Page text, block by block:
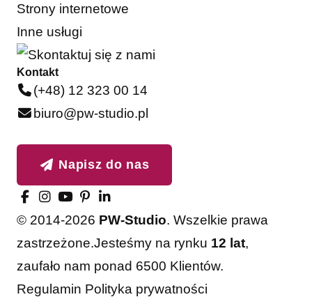
Strony internetowe
Inne usługi
Kontakt
(+48) 12 323 00 14
biuro@pw-studio.pl
Napisz do nas
© 2014-2026 PW-Studio. Wszelkie prawa
zastrzeżone.Jesteśmy na rynku 12 lat,
zaufało nam ponad 6500 Klientów.
Regulamin Polityka prywatności